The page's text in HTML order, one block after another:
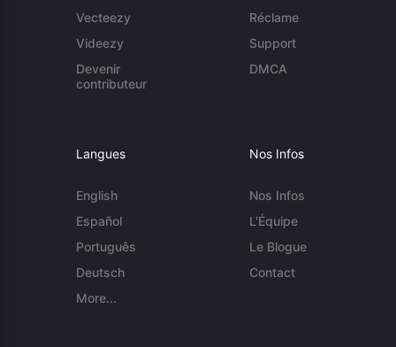
Vecteezy
Videezy
Devenir
contributeur
Réclame
Support
DMCA
Langues
English
Español
Português
Deutsch
More...
Nos Infos
Nos Infos
L'Équipe
Le Blogue
Contact